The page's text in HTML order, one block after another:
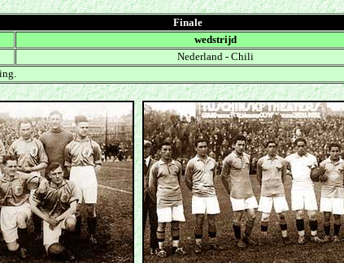
Finale
wedstrijd
Nederland - Chili